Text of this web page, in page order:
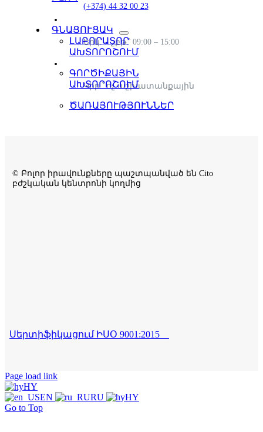
ԳՆԱՑՈՒՑԱԿ
ԼԱԲՈՐԱՏՈՐ
ԱԽՏՈՐՈՇՈՒՄ
ԳՈՐԾԻՔԱՅԻՆ
ԱԽՏՈՐՈՇՈՒՄ
ԾԱՌԱՅՈՒԹՅՈՒՆՆԵՐ
(+374) 44 32 00 23
Երկ. – շբթ.՝ 09:00 – 15:00
Կիր.՝ ոչ աշխատանքային
© Բոլոր իրավունքները պաշտպանված են Cito
բժշկական կենտրոնի կողմից
Սերտիֆիկացում ԻՍՕ 9001:2015
Page load link
HY
EN
RU
HY
Go to Top